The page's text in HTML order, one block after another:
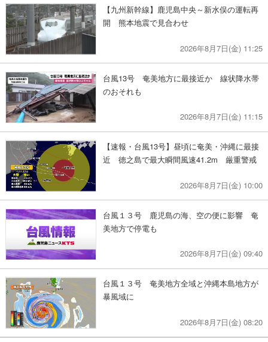
【九州新幹線】鹿児島中央～新水俣の運転再
開 熊本地震で見合わせ
2026年8月7日(金) 11:25
台風13号 奄美地方に最接近か 線状降水帯
のおそれも
2026年8月7日(金) 11:15
【速報・台風13号】昼頃に奄美・沖縄に最接
近 徳之島で最大瞬間風速41.2m 厳重警戒
2026年8月7日(金) 10:00
台風１３号 鹿児島の海、空の便に影響 奄
美地方で停電も
2026年8月7日(金) 09:40
台風１３号 奄美地方全域と沖縄本島地方が
暴風域に
2026年8月7日(金) 08:20